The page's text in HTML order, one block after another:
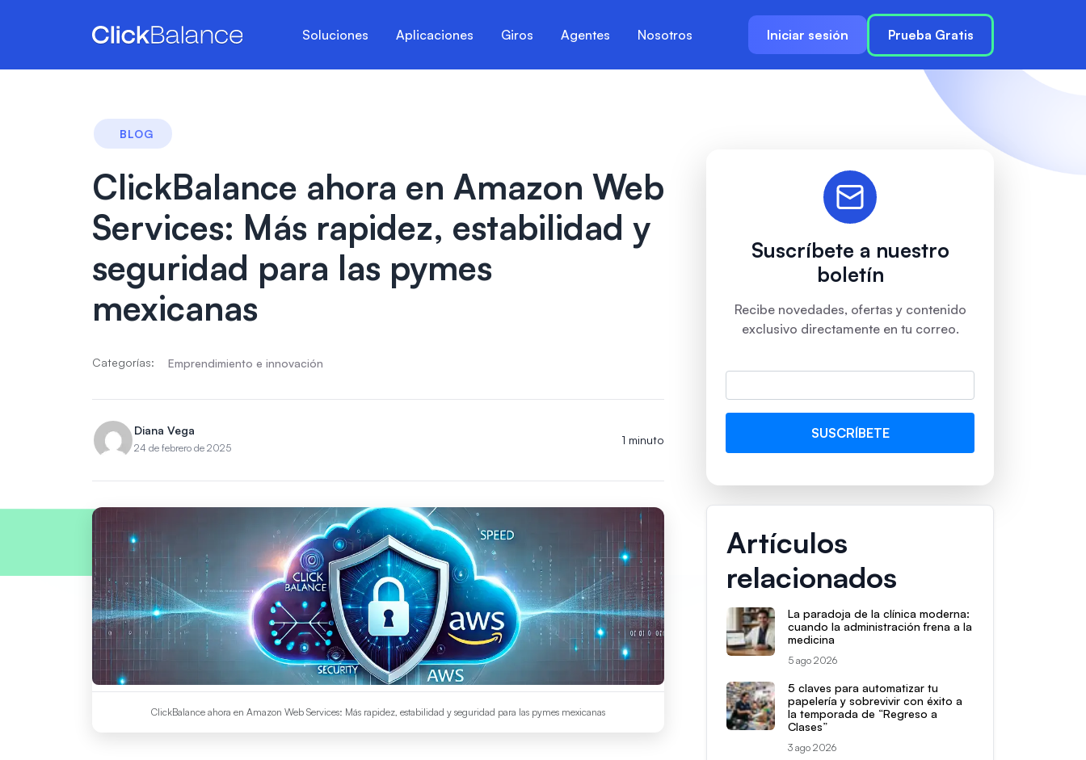
Soluciones Aplicaciones Giros Agentes Nosotros Iniciar sesión Prueba Gratis
BLOG
ClickBalance ahora en Amazon Web
Services: Más rapidez, estabilidad y
seguridad para las pymes
mexicanas
Categorías: Emprendimiento e innovación
Diana Vega
24 de febrero de 2025
1 minuto
ClickBalance ahora en Amazon Web Services: Más rapidez, estabilidad y seguridad para las pymes mexicanas
Suscríbete a nuestro
boletín
Recibe novedades, ofertas y contenido
exclusivo directamente en tu correo.
Artículos
relacionados
La paradoja de la clínica moderna:
cuando la administración frena a la
medicina
5 ago 2026
5 claves para automatizar tu
papelería y sobrevivir con éxito a
la temporada de “Regreso a
Clases”
3 ago 2026